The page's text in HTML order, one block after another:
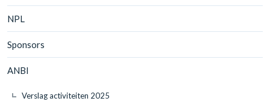
NPL
Sponsors
ANBI
Verslag activiteiten 2025